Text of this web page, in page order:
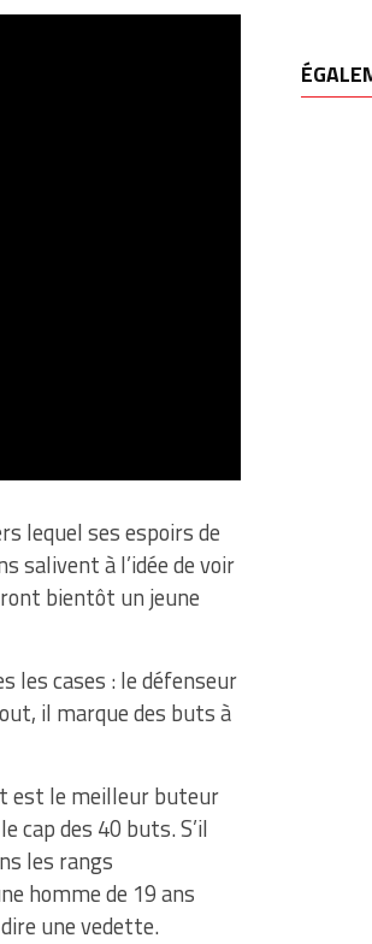
lequel ses espoirs de
salivent à l’idée de voir
bientôt un jeune
les cases : le défenseur
il marque des buts à
est le meilleur buteur
cap des 40 buts. S’il
les rangs
homme de 19 ans
une vedette.